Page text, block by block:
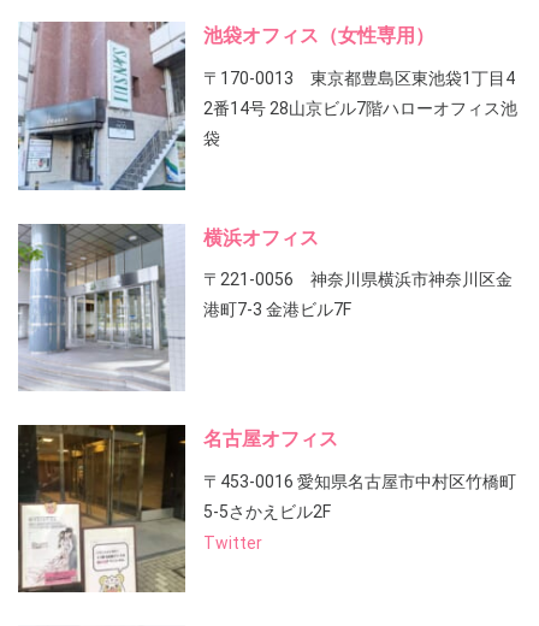
池袋オフィス（女性専用）
〒170-0013 東京都豊島区東池袋1丁目4
2番14号 28山京ビル7階ハローオフィス池
袋
横浜オフィス
〒221-0056 神奈川県横浜市神奈川区金
港町7-3 金港ビル7F
名古屋オフィス
〒453-0016 愛知県名古屋市中村区竹橋町
5-5さかえビル2F
Twitter